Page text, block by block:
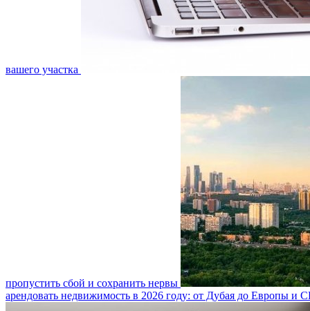
вашего участка
пропустить сбой и сохранить нервы
арендовать недвижимость в 2026 году: от Дубая до Европы и